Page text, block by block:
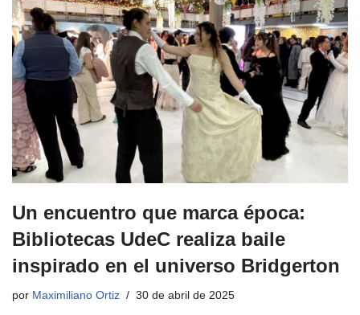
Un encuentro que marca época:
Bibliotecas UdeC realiza baile
inspirado en el universo Bridgerton
por Maximiliano Ortiz 30 de abril de 2025